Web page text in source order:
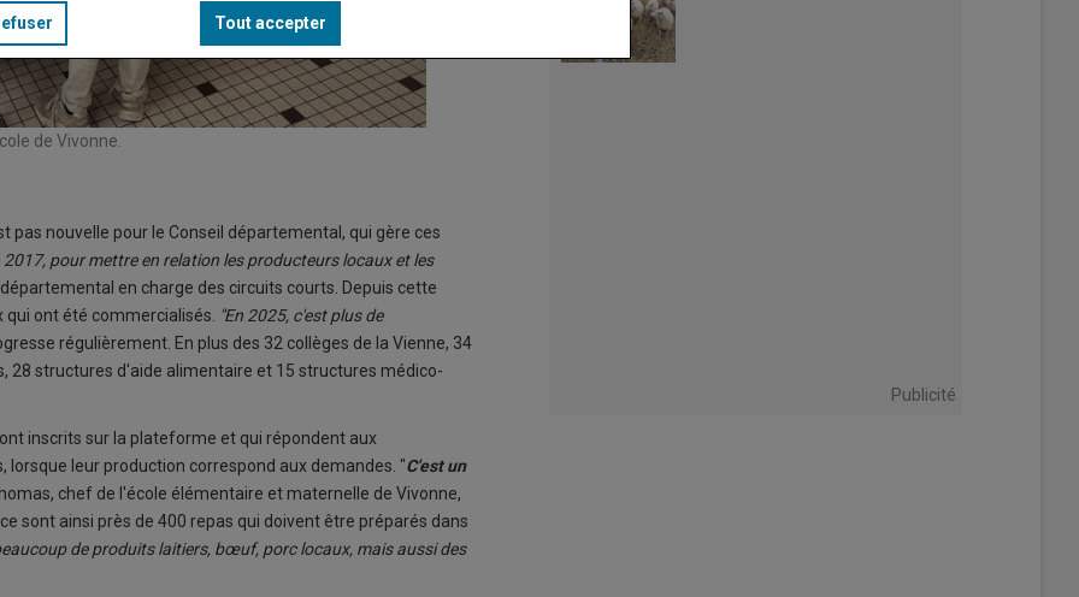
de Vivonne.
pas nouvelle pour le Conseil départemental, qui gère ces
2017, pour mettre en relation les producteurs locaux et les
en charge des circuits courts. Depuis cette
ont été commercialisés.
"En 2025, c'est plus de
régulièrement. En plus des 32 collèges de la Vienne, 34
28 structures d'aide alimentaire et 15 structures médico-
inscrits sur la plateforme et qui répondent aux
leur production correspond aux demandes. "C'est un
chef de l'école élémentaire et maternelle de Vivonne,
sont ainsi près de 400 repas qui doivent être préparés dans
de produits laitiers, bœuf, porc locaux, mais aussi des
Publicité
Tout accepter